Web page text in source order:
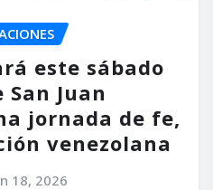
este sábado
Juan
jornada de fe,
venezolana
18, 2026